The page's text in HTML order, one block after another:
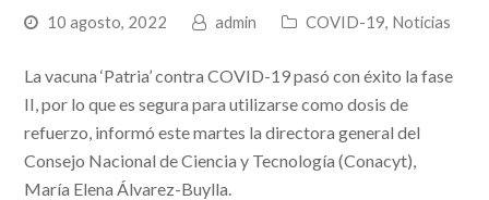
10 agosto, 2022 admin COVID-19, Noticias
La vacuna ‘Patria’ contra COVID-19 pasó con éxito la fase
II, por lo que es segura para utilizarse como dosis de
refuerzo, informó este martes la directora general del
Consejo Nacional de Ciencia y Tecnología (Conacyt),
María Elena Álvarez-Buylla.